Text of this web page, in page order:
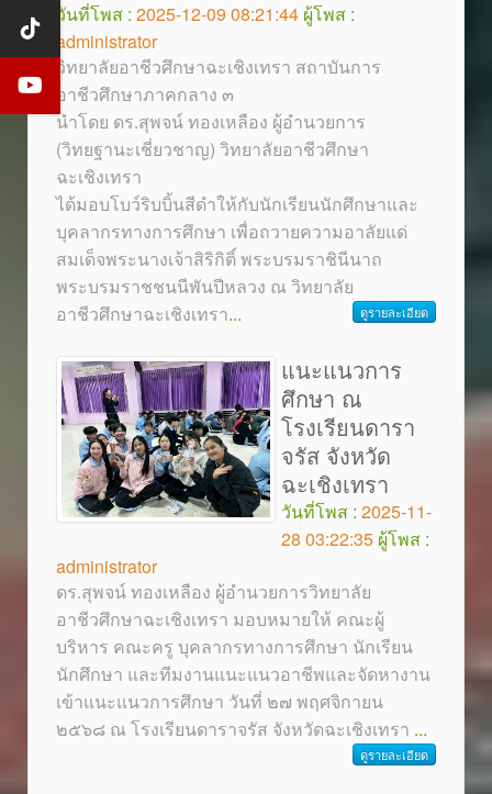
วันที่โพส : 2025-12-09 08:21:44 ผู้โพส :
administrator
วิทยาลัยอาชีวศึกษาฉะเชิงเทรา สถาบันการ
อาชีวศึกษาภาคกลาง ๓
นำโดย ดร.สุพจน์ ทองเหลือง ผู้อำนวยการ
(วิทยฐานะเชี่ยวชาญ) วิทยาลัยอาชีวศึกษา
ฉะเชิงเทรา
ได้มอบโบว์ริบบิ้นสีดำให้กับนักเรียนนักศึกษาและ
บุคลากรทางการศึกษา เพื่อถวายความอาลัยแด่
สมเด็จพระนางเจ้าสิริกิติ์ พระบรมราชินีนาถ
พระบรมราชชนนีพันปีหลวง ณ วิทยาลัย
อาชีวศึกษาฉะเชิงเทรา... ดูรายละเอียด
แนะแนวการ
ศึกษา ณ
โรงเรียนดารา
จรัส จังหวัด
ฉะเชิงเทรา
วันที่โพส : 2025-11-
28 03:22:35 ผู้โพส :
administrator
ดร.สุพจน์ ทองเหลือง ผู้อำนวยการวิทยาลัย
อาชีวศึกษาฉะเชิงเทรา มอบหมายให้ คณะผู้
บริหาร คณะครู บุคลากรทางการศึกษา นักเรียน
นักศึกษา และทีมงานแนะแนวอาชีพและจัดหางาน
เข้าแนะแนวการศึกษา วันที่ ๒๗ พฤศจิกายน
๒๕๖๘ ณ โรงเรียนดาราจรัส จังหวัดฉะเชิงเทรา ...
ดูรายละเอียด